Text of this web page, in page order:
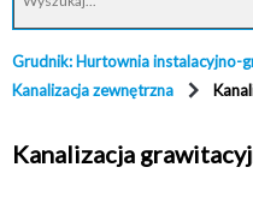
Grudnik: Hurtownia instalacyjno-
Kanalizacja zewnętrzna
Kanalizacja